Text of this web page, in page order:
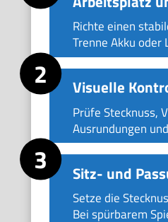
Richte einen
Trenne Akku
Visuelle
Prüfe Stecknuss,
Ausrundungen
Sitz- und
Setze die
Bei spürbarem